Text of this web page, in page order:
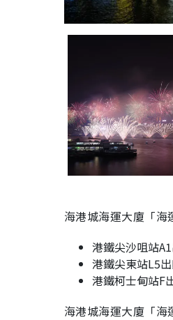
海港城海運大廈「海
港鐵尖沙咀站
港鐵尖東站L5
港鐵柯士甸站F
海港城海運大廈「海